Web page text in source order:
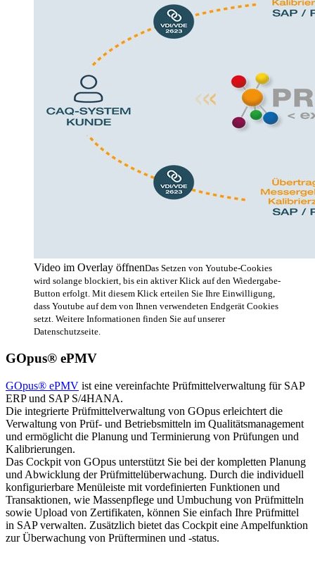
Video im Overlay öffnenDas Setzen von Youtube-Cookies
wird solange blockiert, bis ein aktiver Klick auf den Wiedergabe-
Button erfolgt. Mit diesem Klick erteilen Sie Ihre Einwilligung,
dass Youtube auf dem von Ihnen verwendeten Endgerät Cookies
setzt. Weitere Informationen finden Sie auf unserer
Datenschutzseite.
GOpus® ePMV
GOpus® ePMV ist eine vereinfachte Prüfmittelverwaltung für SAP
ERP und SAP S/4HANA.
Die integrierte Prüfmittelverwaltung von GOpus erleichtert die
Verwaltung von Prüf- und Betriebsmitteln im Qualitätsmanagement
und ermöglicht die Planung und Terminierung von Prüfungen und
Kalibrierungen.
Das Cockpit von GOpus unterstützt Sie bei der kompletten Planung
und Abwicklung der Prüfmittelüberwachung. Durch die individuell
konfigurierbare Menüleiste mit vordefinierten Funktionen und
Transaktionen, wie Massenpflege und Umbuchung von Prüfmitteln
sowie Upload von Zertifikaten, können Sie einfach Ihre Prüfmittel
in SAP verwalten. Zusätzlich bietet das Cockpit eine Ampelfunktion
zur Überwachung von Prüfterminen und -status.